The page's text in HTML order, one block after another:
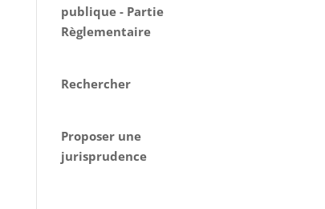
publique - Partie
Règlementaire
Rechercher
Proposer une
jurisprudence